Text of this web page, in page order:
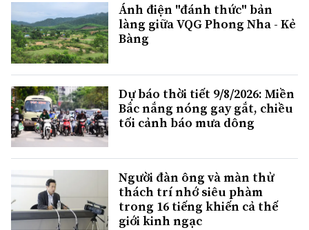
Ánh điện "đánh thức" bản
làng giữa VQG Phong Nha - Kẻ
Bàng
Dự báo thời tiết 9/8/2026: Miền
Bắc nắng nóng gay gắt, chiều
tối cảnh báo mưa dông
Người đàn ông và màn thử
thách trí nhớ siêu phàm
trong 16 tiếng khiến cả thế
giới kinh ngạc